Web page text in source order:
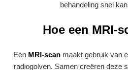
behandeling snel
Hoe een MRI-
Een MRI-scan maakt gebruik van
radiogolven. Samen creëren deze